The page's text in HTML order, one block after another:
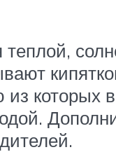
из которых